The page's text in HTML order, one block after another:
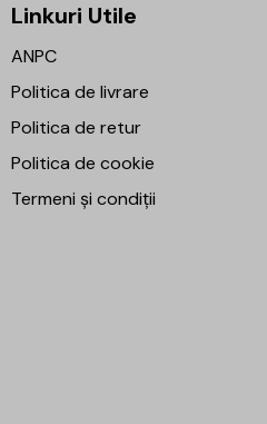
Linkuri Utile
ANPC
Politica de livrare
Politica de retur
Politica de cookie
Termeni și condiții